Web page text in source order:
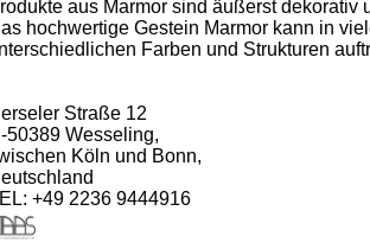
aus Marmor sind äußerst dekorativ
hochwertige Gestein Marmor kann in
Farben und Strukturen
Straße 12
50389 Wesseling,
Köln und Bonn,
+49 2236 9444916